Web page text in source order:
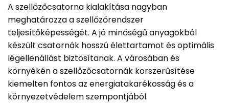
A szellőzőcsatorna kialakítása nagyban
meghatározza a szellőzőrendszer
teljesítőképességét. A jó minőségű anyagokból
készült csatornák hosszú élettartamot és optimális
légellenállást biztosítanak. A városában és
környékén a szellőzőcsatornák korszerűsítése
kiemelten fontos az energiatakarékosság és a
környezetvédelem szempontjából.